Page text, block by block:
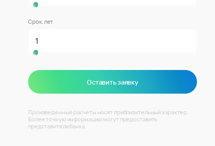
Срок, лет
Оставить заявку
Произведенные расчеты носят приблизительный характер.
Более точную информацию могут предоставить
представители банка.